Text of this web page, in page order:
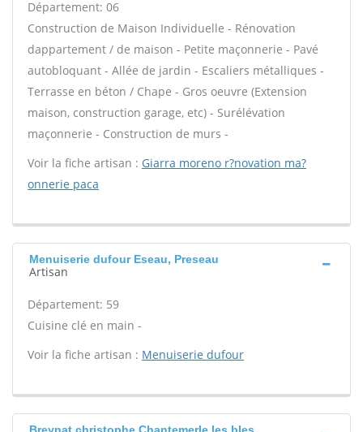
Département: 06
Construction de Maison Individuelle - Rénovation
dappartement / de maison - Petite maçonnerie - Pavé
autobloquant - Allée de jardin - Escaliers métalliques -
Terrasse en béton / Chape - Gros oeuvre (Extension
maison, construction garage, etc) - Surélévation
maçonnerie - Construction de murs -
Voir la fiche artisan : Giarra moreno r?novation ma?
onnerie paca
Menuiserie dufour Eseau, Preseau
Artisan
Département: 59
Cuisine clé en main -
Voir la fiche artisan : Menuiserie dufour